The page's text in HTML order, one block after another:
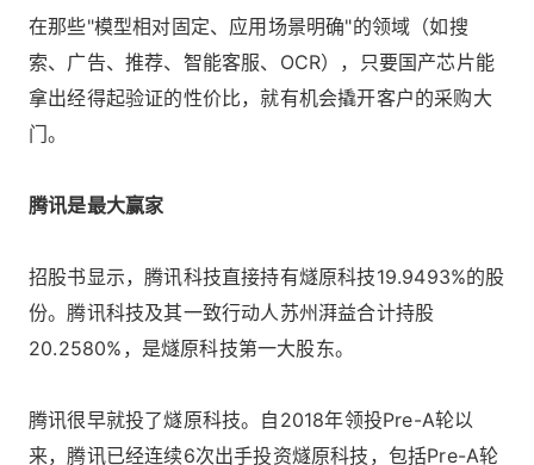
在那些"模型相对固定、应用场景明确"的领域（如搜
索、广告、推荐、智能客服、OCR），只要国产芯片能
拿出经得起验证的性价比，就有机会撬开客户的采购大
门。
腾讯是最大赢家
招股书显示，腾讯科技直接持有燧原科技19.9493%的股
份。腾讯科技及其一致行动人苏州湃益合计持股
20.2580%，是燧原科技第一大股东。
腾讯很早就投了燧原科技。自2018年领投Pre-A轮以
来，腾讯已经连续6次出手投资燧原科技，包括Pre-A轮